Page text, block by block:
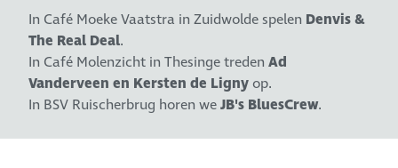
In Café Moeke Vaatstra in Zuidwolde spelen Denvis &
The Real Deal.
In Café Molenzicht in Thesinge tredenAd
Vanderveen en Kersten de Ligny op.
In BSV Ruischerbrug horen weJB's BluesCrew.